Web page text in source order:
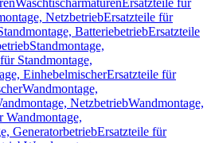
Waschtischarmaturen Ersatzteile für
NetzbetriebErsatzteile für
BatteriebetriebErsatzteile
Standmontage,
Standmontage,
EinhebelmischerErsatzteile für
Wandmontage,
NetzbetriebWandmontage,
Wandmontage,
GeneratorbetriebErsatzteile für